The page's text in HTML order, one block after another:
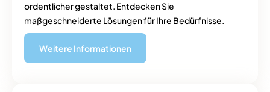
ordentlicher gestaltet. Entdecken Sie
maßgeschneiderte Lösungen für Ihre Bedürfnisse.
Weitere Informationen